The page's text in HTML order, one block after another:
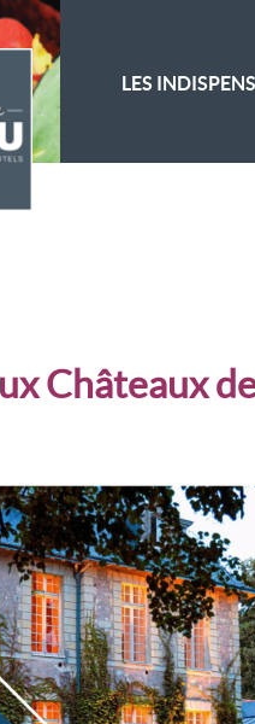
LES
Châteaux